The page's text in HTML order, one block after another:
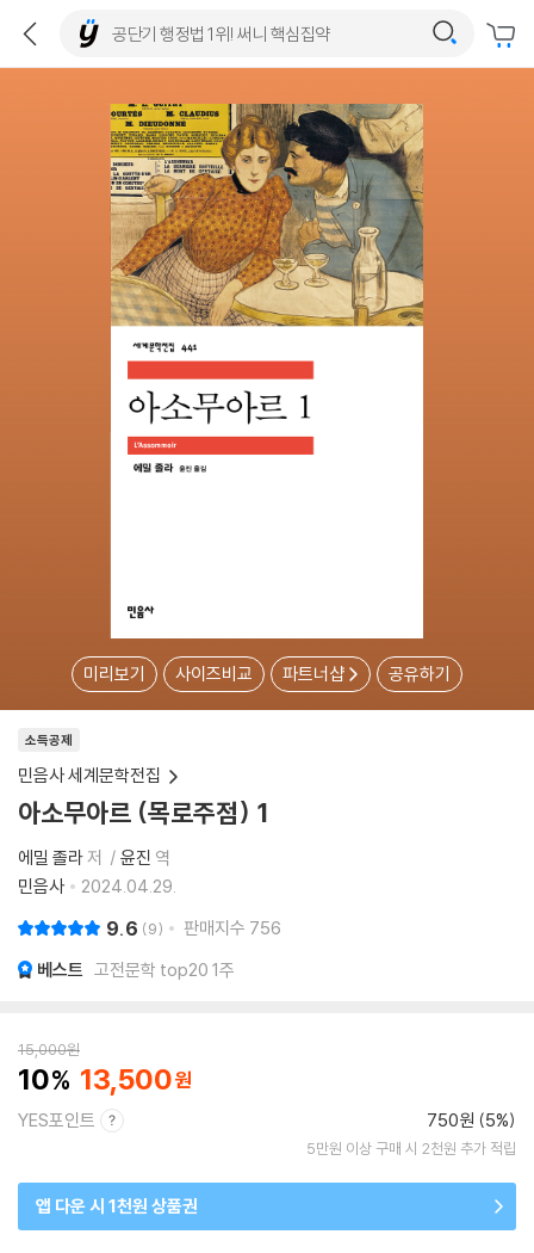
미리보기 사이즈비교 파트너샵 공유하기
소득공제
민음사 세계문학전집
아소무아르 (목로주점) 1
에밀 졸라저 윤진 역
민음사
2024.04.29.
9.6 9 판매지수 756
베스트 고전문학 top20 1주
15,000원
10 13,500
YES포인트 750원 (5%)
5만원 이상 구매 시 2천원 추가 적립
앱 다운 시 1천원 상품권